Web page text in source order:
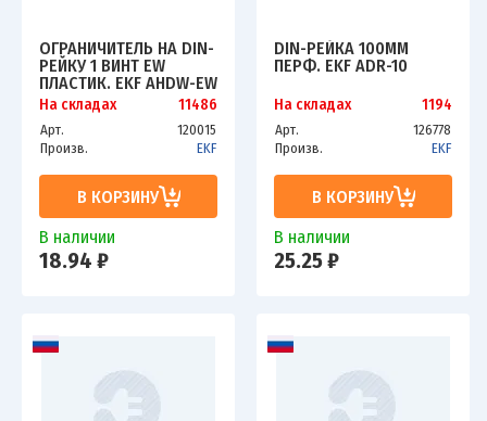
ОГРАНИЧИТЕЛЬ НА DIN-
РЕЙКУ 1 ВИНТ EW
ПЛАСТИК. EKF AHDW-EW
На складах 11486
Арт.
120015
Произв.
EKF
В КОРЗИНУ
В наличии
18.94 ₽
DIN-РЕЙКА 100ММ
ПЕРФ. EKF ADR-10
На складах 1194
Арт.
126778
Произв.
EKF
В КОРЗИНУ
В наличии
25.25 ₽